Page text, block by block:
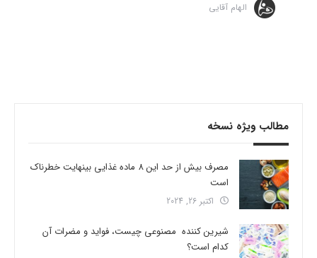
الهام آقایی
مطالب ویژه نسخه
مصرف بیش از حد این 8 ماده غذایی بینهایت خطرناک
است
اکتبر 26, 2024
شیرین کننده مصنوعی چیست، فواید و مضرات آن
کدام است؟